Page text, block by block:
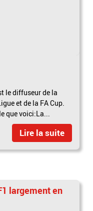
le diffuseur de la
et de la FA Cup.
que voici:La...
Lire la suite
largement en